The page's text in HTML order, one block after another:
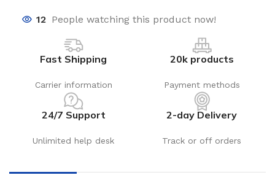
12 People watching this product now!
Fast Shipping
Carrier information
20k products
Payment methods
24/7 Support
Unlimited help desk
2-day Delivery
Track or off orders